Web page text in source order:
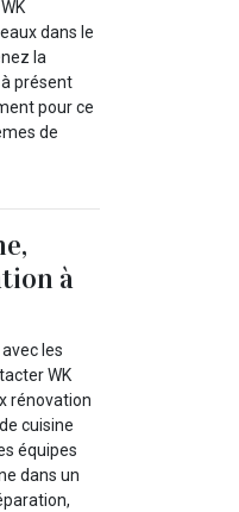
dans le
la
présent
pour ce
de
à
les
WK
rénovation
cuisine
équipes
dans un